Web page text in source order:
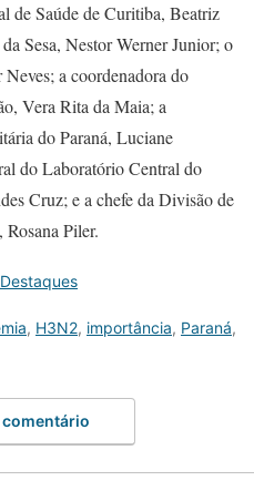
de Saúde de Curitiba, Beatriz
Sesa, Nestor Werner Junior; o
Neves; a coordenadora do
Vera Rita da Maia; a
do Paraná, Luciane
do Laboratório Central do
Cruz; e a chefe da Divisão de
Rosana Piler.
, H3N2, importância, Paraná,
comentário